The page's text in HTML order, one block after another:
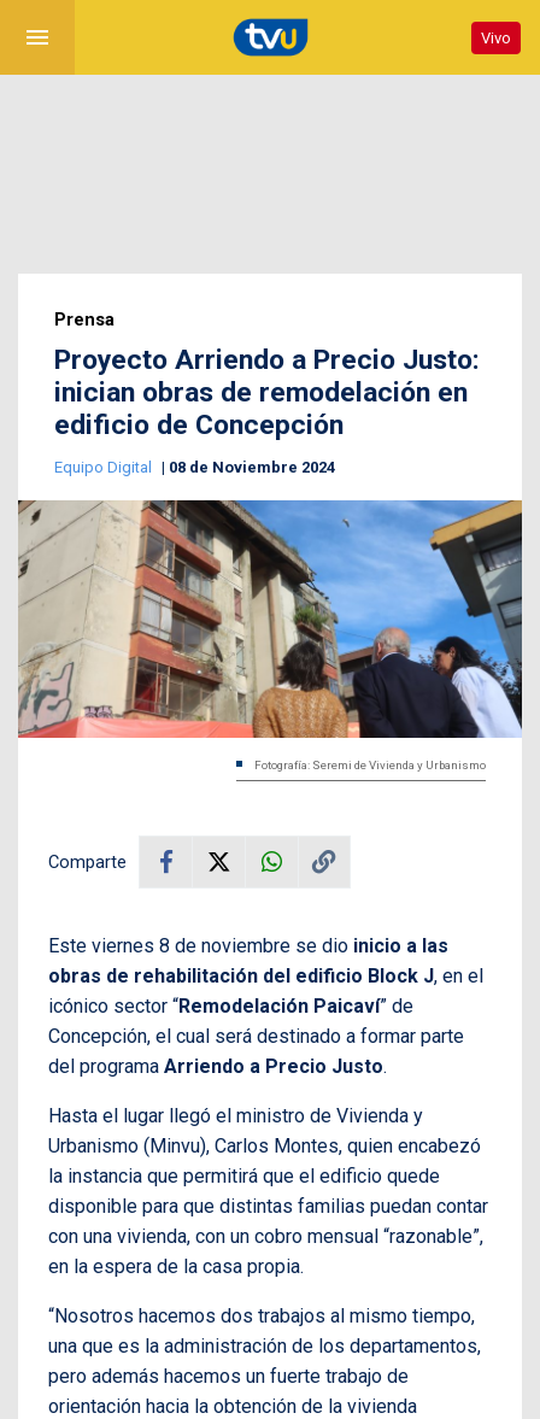
menu Vivo
Prensa
Proyecto Arriendo a Precio Justo:
inician obras de remodelación en
edificio de Concepción
Equipo Digital 08 de Noviembre 2024
Fotografía: Seremi de Vivienda y Urbanismo
Comparte
Este viernes 8 de noviembre se dio inicio a las
obras de rehabilitación del edificio Block J, en el
icónico sector “Remodelación Paicaví” de
Concepción, el cual será destinado a formar parte
del programa Arriendo a Precio Justo.
Hasta el lugar llegó el ministro de Vivienda y
Urbanismo (Minvu), Carlos Montes, quien encabezó
la instancia que permitirá que el edificio quede
disponible para que distintas familias puedan contar
con una vivienda, con un cobro mensual “razonable”,
en la espera de la casa propia.
“Nosotros hacemos dos trabajos al mismo tiempo,
una que es la administración de los departamentos,
pero además hacemos un fuerte trabajo de
orientación hacia la obtención de la vivienda